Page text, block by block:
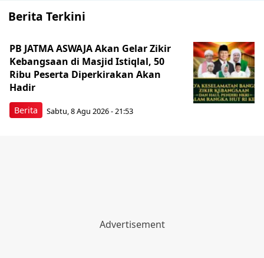
Berita Terkini
Berita
PB JATMA ASWAJA Akan Gelar Zikir
Kebangsaan di Masjid Istiqlal, 50
Ribu Peserta Diperkirakan Akan
Hadir
Sabtu, 8 Agu 2026 - 21:53